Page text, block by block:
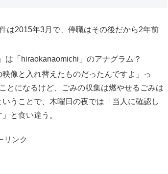
は2015年3月で、停職はその後だから2年前
は「hiraokanaomichi」のアナグラム？
像と入れ替えたものだったんですよ」っ
とになるけど、ごみの収集は燃やせるごみは
うことで、木曜日の夜では「当人に確認し
と食い違う。
リンク